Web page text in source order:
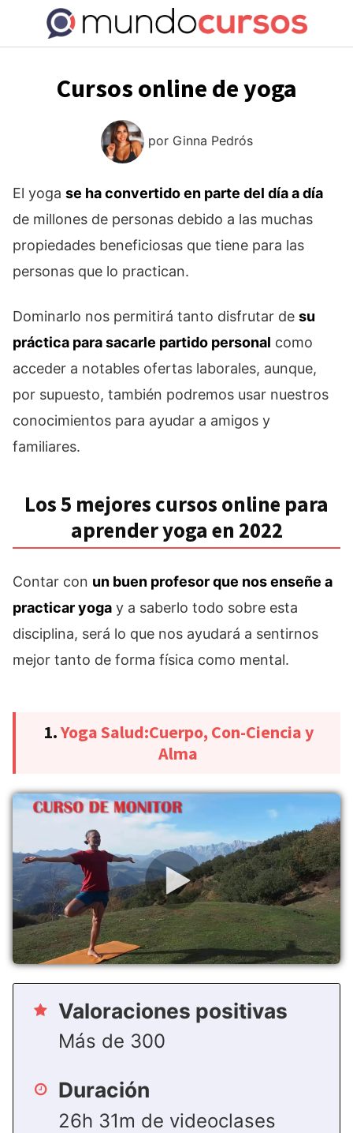
contenido
Cursos online de yoga
por Ginna Pedrós
El yoga se ha convertido en parte del día a día
de millones de personas debido a las muchas
propiedades beneficiosas que tiene para las
personas que lo practican.
Dominarlo nos permitirá tanto disfrutar de su
práctica para sacarle partido personal como
acceder a notables ofertas laborales, aunque,
por supuesto, también podremos usar nuestros
conocimientos para ayudar a amigos y
familiares.
Los 5 mejores cursos online para
aprender yoga en 2022
Contar con un buen profesor que nos enseñe a
practicar yoga y a saberlo todo sobre esta
disciplina, será lo que nos ayudará a sentirnos
mejor tanto de forma física como mental.
1.Yoga Salud:Cuerpo, Con-Ciencia y
Alma
Valoraciones positivas
Más de 300
Duración
26h 31m de videoclases